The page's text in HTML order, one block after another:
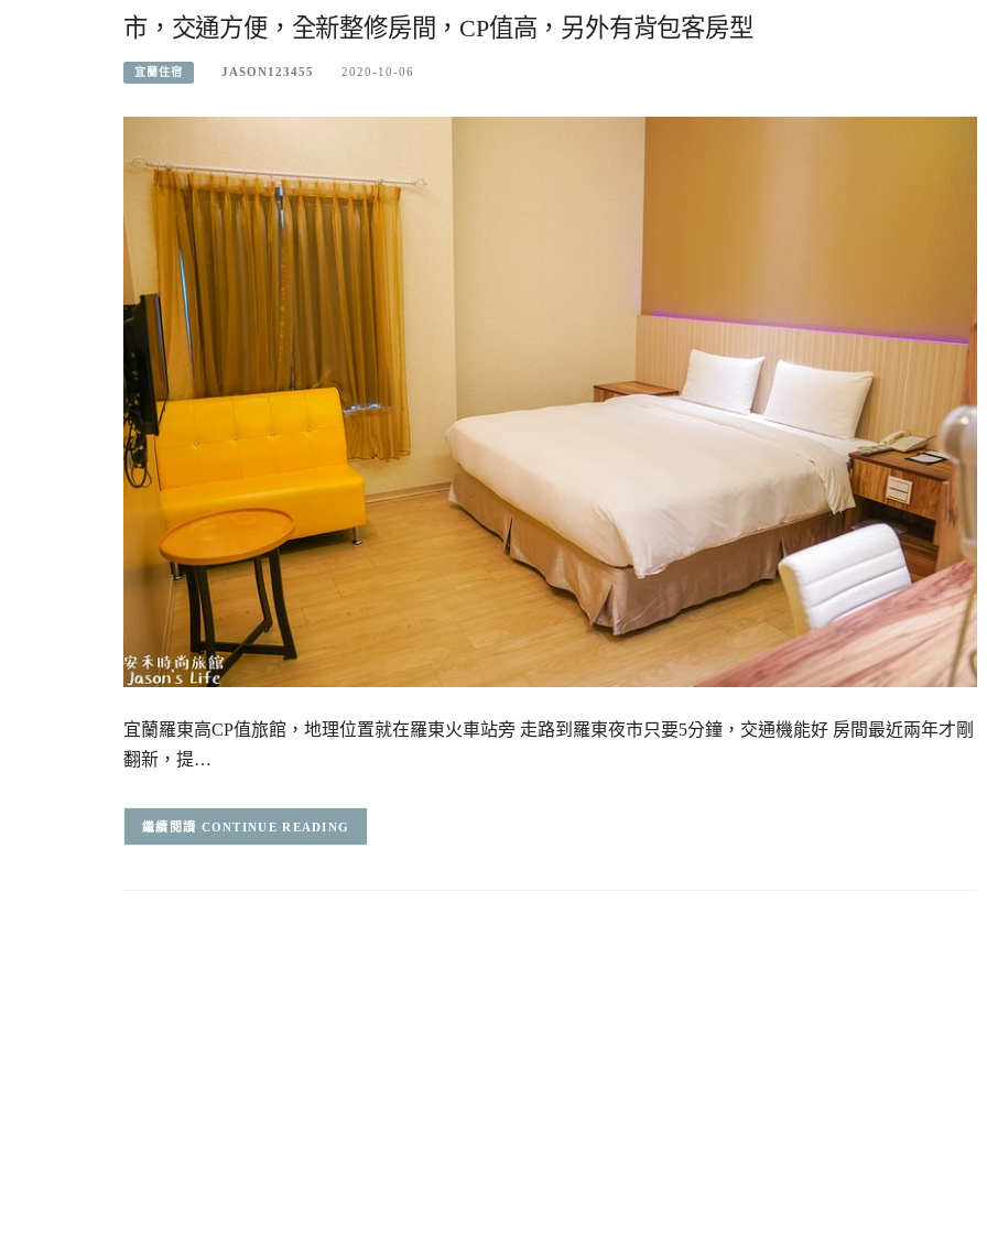
市，交通方便，全新整修房間，CP值高，另外有背包客房型
宜蘭住宿 JASON123455 2020-10-06
宜蘭羅東高CP值旅館，地理位置就在羅東火車站旁 走路到羅東夜市只要5分鐘，交通機能好 房間最近兩年才剛
翻新，提…
CONTINUE READING